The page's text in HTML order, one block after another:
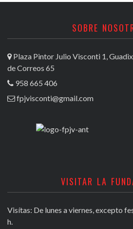
SOBRE
Plaza Pintor Julio Visconti 1,
de Correos 65
958 665 406
fpjvisconti@gmail.com
VISITAR LA
Visítas: De lunes a viernes, excepto
h.